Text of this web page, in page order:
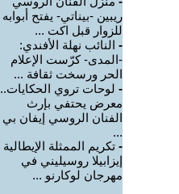
ريبين -بيناتي- يفتح أبوابه
للزوار قبل اكت ...
- النائب نهلة الأفندي:
-المدى- كرّست الإعلام
الحر ورسخت ثقافة ...
- لوحات تروي الحكايات..
معرض يحتفي بإرث
الفنان الروسي إيفان بي
...
- تكريم الممثلة الإيطالية
إيزابيلا روسيليني في
مهرجان لوكارنو ...